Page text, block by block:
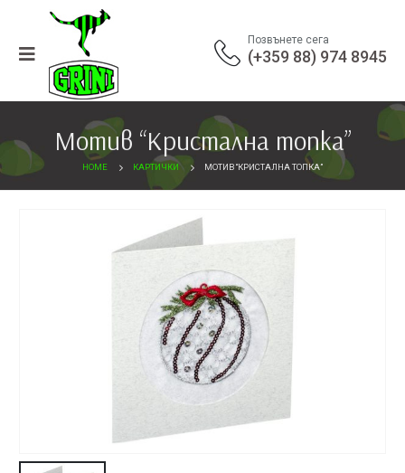
Позвънете сега
(+359 88) 974 8945
Мотив “Кристална топка”
HOME КАРТИЧКИ МОТИВ “КРИСТАЛНА ТОПКА”